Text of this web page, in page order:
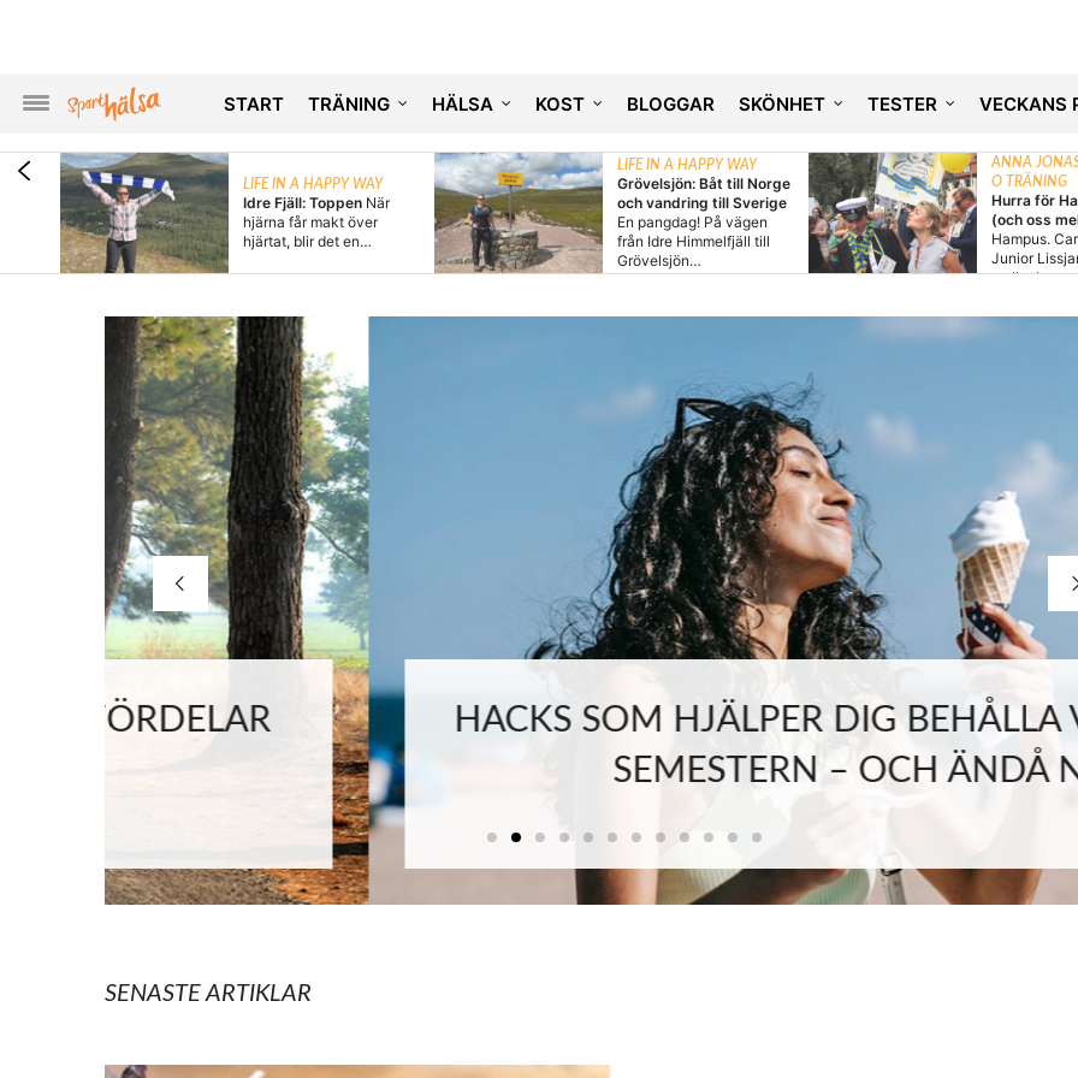
START TRÄNING HÄLSA KOST BLOGGAR SKÖNHET TESTER VECKANS
LIFE IN A HAPPY WAY
Idre Fjäll: Toppen När
hjärna får makt över
hjärtat, blir det en…
LIFE IN A HAPPY WAY
Grövelsjön: Båt till Norge
och vandring till Sverige
En pangdag! På vägen
från Idre Himmelfjäll till
Grövelsjön…
ANNA
O TRÄNING
Hurra för
(och oss
Hampus.
Junior
mellanbarn
HACKS SOM HJÄLPER DIG BEHÅLLA VIKTEN UNDER
SEMESTERN – OCH ÄNDÅ NJUTA
SENASTE ARTIKLAR